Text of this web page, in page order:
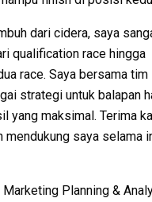
dari cidera, saya
qualification race hingga
race. Saya bersama tim
strategi untuk balapan
yang maksimal. Terima
mendukung saya selama
Marketing Planning &